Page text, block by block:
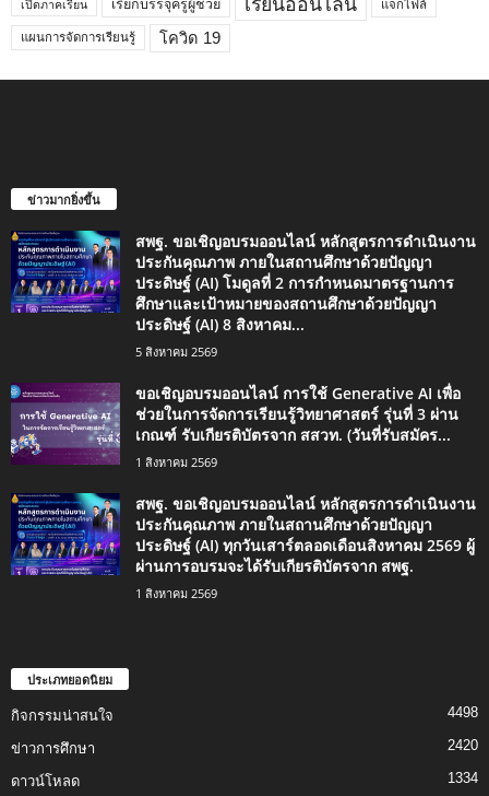
เปิดภาคเรียน เรียกบรรจุครูผู้ช่วย แจกไฟล์
แผนการจัดการเรียนรู้ โควิด 19
ข่าวมากยิ่งขึ้น
สพฐ. ขอเชิญอบรมออนไลน์ หลักสูตรการดำเนินงาน
ประกันคุณภาพ ภายในสถานศึกษาด้วยปัญญา
ประดิษฐ์ (AI) โมดูลที่ 2 การกำหนดมาตรฐานการ
ศึกษาและเป้าหมายของสถานศึกษาด้วยปัญญา
ประดิษฐ์ (AI) 8 สิงหาคม...
5 สิงหาคม 2569
ขอเชิญอบรมออนไลน์ การใช้ Generative AI เพื่อ
ช่วยในการจัดการเรียนรู้วิทยาศาสตร์ รุ่นที่ 3 ผ่าน
เกณฑ์ รับเกียรติบัตรจาก สสวท. (วันที่รับสมัคร...
1 สิงหาคม 2569
สพฐ. ขอเชิญอบรมออนไลน์ หลักสูตรการดำเนินงาน
ประกันคุณภาพ ภายในสถานศึกษาด้วยปัญญา
ประดิษฐ์ (AI) ทุกวันเสาร์ตลอดเดือนสิงหาคม 2569 ผู้
ผ่านการอบรมจะได้รับเกียรติบัตรจาก สพฐ.
1 สิงหาคม 2569
ประเภทยอดนิยม
กิจกรรมน่าสนใจ 4498
ข่าวการศึกษา 2420
ดาวน์โหลด 1334